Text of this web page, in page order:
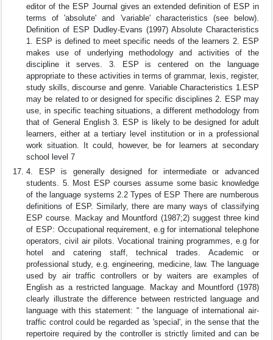
editor of the ESP Journal gives an extended definition of ESP in
terms of 'absolute' and 'variable' characteristics (see below).
Definition of ESP Dudley-Evans (1997) Absolute Characteristics
1. ESP is defined to meet specific needs of the learners 2. ESP
makes use of underlying methodology and activities of the
discipline it serves. 3. ESP is centered on the language
appropriate to these activities in terms of grammar, lexis, register,
study skills, discourse and genre. Variable Characteristics 1.ESP
may be related to or designed for specific disciplines 2. ESP may
use, in specific teaching situations, a different methodology from
that of General English 3. ESP is likely to be designed for adult
learners, either at a tertiary level institution or in a professional
work situation. It could, however, be for learners at secondary
school level 7
4. ESP is generally designed for intermediate or advanced
students. 5. Most ESP courses assume some basic knowledge
of the language systems 2.2 Types of ESP There are numberous
definitions of ESP. Similarly, there are many ways of classifying
ESP course. Mackay and Mountford (1987;2) suggest three kind
of ESP: Occupational requirement, e.g for international telephone
operators, civil air pilots. Vocational training programmes, e.g for
hotel and catering staff, technical trades. Academic or
professional study, e.g. engineering, medicine, law. The language
used by air traffic controllers or by waiters are examples of
English as a restricted language. Mackay and Mountford (1978)
clearly illustrate the difference between restricted language and
language with this statement: “ the language of international air-
traffic control could be regarded as 'special', in the sense that the
repertoire required by the controller is strictly limited and can be